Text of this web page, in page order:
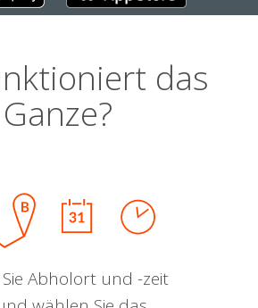
das
Ganze?
Abholort und -zeit